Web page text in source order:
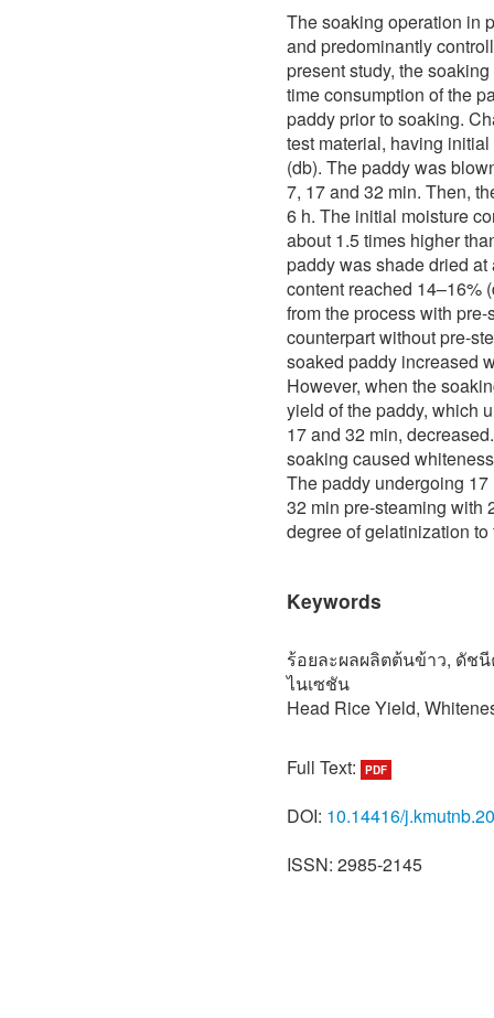
The soaking operation in
and predominantly
present study, the
time consumption of the
paddy prior to soaking.
test material, having
(db). The paddy was
7, 17 and 32 min. Then,
6 h. The initial moisture
about 1.5 times higher
paddy was shade dried
content reached 14–16%
from the process with
counterpart without pre-
soaked paddy increased
However, when the
yield of the paddy, which
17 and 32 min,
soaking caused
The paddy undergoing
32 min pre-steaming with
degree of gelatinization
Keywords
ร้อยละผลผลิตต้นข้าว, ดัช
ไนเซชัน
Head Rice Yield,
Full Text: PDF
DOI: 10.14416/
ISSN: 2985-2145